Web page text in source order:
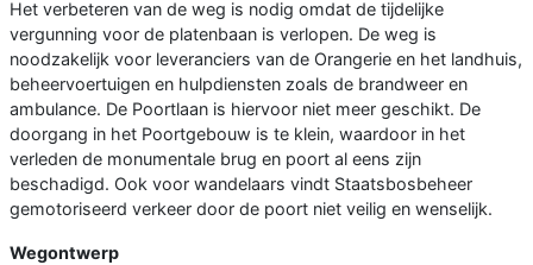
Het verbeteren van de weg is nodig omdat de tijdelijke
vergunning voor de platenbaan is verlopen. De weg is
noodzakelijk voor leveranciers van de Orangerie en het landhuis,
beheervoertuigen en hulpdiensten zoals de brandweer en
ambulance. De Poortlaan is hiervoor niet meer geschikt. De
doorgang in het Poortgebouw is te klein, waardoor in het
verleden de monumentale brug en poort al eens zijn
beschadigd. Ook voor wandelaars vindt Staatsbosbeheer
gemotoriseerd verkeer door de poort niet veilig en wenselijk.
Wegontwerp